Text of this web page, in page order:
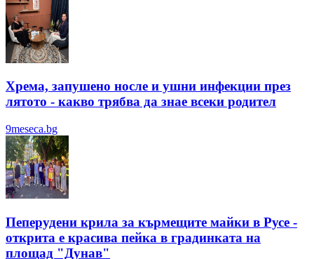
Хрема, запушено носле и ушни инфекции през
лятотo - какво трябва да знае всеки родител
9meseca.bg
Пеперудени крила за кърмещите майки в Русе -
открита е красива пейка в градинката на
площад "Дунав"